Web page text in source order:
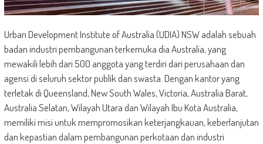
Urban Development Institute of Australia (UDIA) NSW adalah sebuah
badan industri pembangunan terkemuka dia Australia, yang
mewakili lebih dari 500 anggota yang terdiri dari perusahaan dan
agensi di seluruh sektor publik dan swasta. Dengan kantor yang
terletak di Queensland, New South Wales, Victoria, Australia Barat,
Australia Selatan, Wilayah Utara dan Wilayah Ibu Kota Australia,
memiliki misi untuk mempromosikan keterjangkauan, keberlanjutan
dan kepastian dalam pembangunan perkotaan dan industri